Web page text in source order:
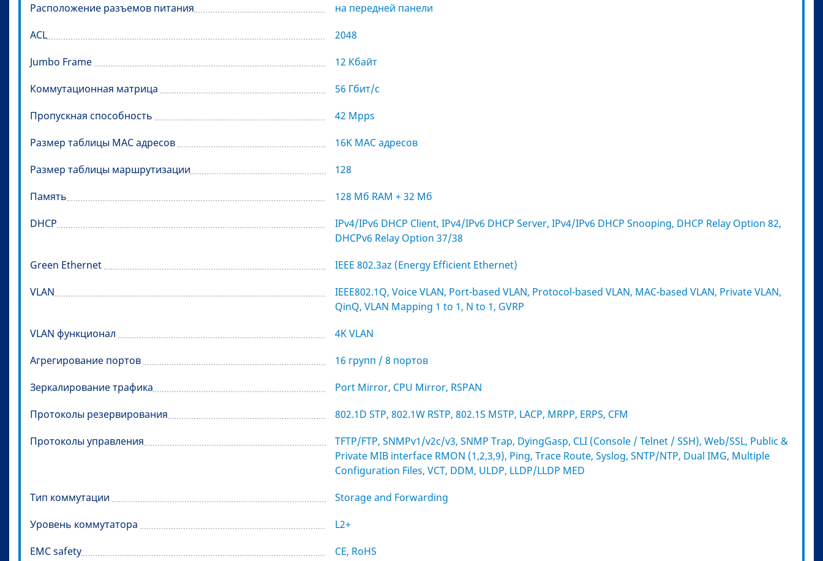
Расположение разъемов питания
на передней панели
ACL
2048
Jumbo Frame
12 Кбайт
Коммутационная матрица
56 Гбит/с
Пропускная способность
42 Mpps
Размер таблицы MAC адресов
16K MAC адресов
Размер таблицы маршрутизации
128
Память
128 Мб RAM + 32 Мб
DHCP
IPv4/IPv6 DHCP Client, IPv4/IPv6 DHCP Server, IPv4/IPv6 DHCP Snooping, DHCP Relay Option 82,
DHCPv6 Relay Option 37/38
Green Ethernet
IEEE 802.3az (Energy Efficient Ethernet)
VLAN
IEEE802.1Q, Voice VLAN, Port-based VLAN, Protocol-based VLAN, MAC-based VLAN, Private VLAN,
QinQ, VLAN Mapping 1 to 1, N to 1, GVRP
VLAN функционал
4K VLAN
Агрегирование портов
16 групп / 8 портов
Зеркалирование трафика
Port Mirror, CPU Mirror, RSPAN
Протоколы резервирования
802.1D STP, 802.1W RSTP, 802.1S MSTP, LACP, MRPP, ERPS, CFM
Протоколы управления
TFTP/FTP, SNMPv1/v2c/v3, SNMP Trap, DyingGasp, CLI (Console / Telnet / SSH), Web/SSL, Public &
Private MIB interface RMON (1,2,3,9), Ping, Trace Route, Syslog, SNTP/NTP, Dual IMG, Multiple
Configuration Files, VCT, DDM, ULDP, LLDP/LLDP MED
Тип коммутации
Storage and Forwarding
Уровень коммутатора
L2+
EMC safety
CE, RoHS